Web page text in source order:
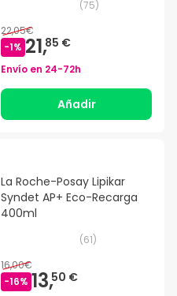
(75)
22,05€
-1% 21,85 €
Envío en 24-72h
Añadir
La Roche-Posay Lipikar
Syndet AP+ Eco-Recarga
400ml
(61)
16,00€
-16% 13,50 €